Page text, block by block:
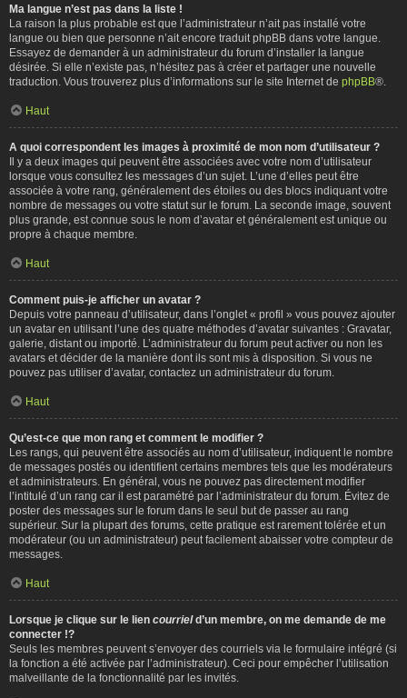
Ma langue n’est pas dans la liste !
La raison la plus probable est que l’administrateur n’ait pas installé votre
langue ou bien que personne n’ait encore traduit phpBB dans votre langue.
Essayez de demander à un administrateur du forum d’installer la langue
désirée. Si elle n’existe pas, n’hésitez pas à créer et partager une nouvelle
traduction. Vous trouverez plus d’informations sur le site Internet de phpBB®.
Haut
A quoi correspondent les images à proximité de mon nom d’utilisateur ?
Il y a deux images qui peuvent être associées avec votre nom d’utilisateur
lorsque vous consultez les messages d’un sujet. L’une d’elles peut être
associée à votre rang, généralement des étoiles ou des blocs indiquant votre
nombre de messages ou votre statut sur le forum. La seconde image, souvent
plus grande, est connue sous le nom d’avatar et généralement est unique ou
propre à chaque membre.
Haut
Comment puis-je afficher un avatar ?
Depuis votre panneau d’utilisateur, dans l’onglet « profil » vous pouvez ajouter
un avatar en utilisant l’une des quatre méthodes d’avatar suivantes : Gravatar,
galerie, distant ou importé. L’administrateur du forum peut activer ou non les
avatars et décider de la manière dont ils sont mis à disposition. Si vous ne
pouvez pas utiliser d’avatar, contactez un administrateur du forum.
Haut
Qu’est-ce que mon rang et comment le modifier ?
Les rangs, qui peuvent être associés au nom d’utilisateur, indiquent le nombre
de messages postés ou identifient certains membres tels que les modérateurs
et administrateurs. En général, vous ne pouvez pas directement modifier
l’intitulé d’un rang car il est paramétré par l’administrateur du forum. Évitez de
poster des messages sur le forum dans le seul but de passer au rang
supérieur. Sur la plupart des forums, cette pratique est rarement tolérée et un
modérateur (ou un administrateur) peut facilement abaisser votre compteur de
messages.
Haut
Lorsque je clique sur le lien courrield’un membre, on me demande de me
connecter !?
Seuls les membres peuvent s’envoyer des courriels via le formulaire intégré (si
la fonction a été activée par l’administrateur). Ceci pour empêcher l’utilisation
malveillante de la fonctionnalité par les invités.